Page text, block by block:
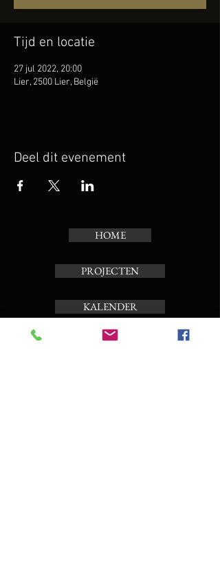
Tijd en locatie
27 jul 2022, 20:00
Lier, 2500 Lier, België
Deel dit evenement
HOME
PROJECTEN
KALENDER
TOERBEIAARD